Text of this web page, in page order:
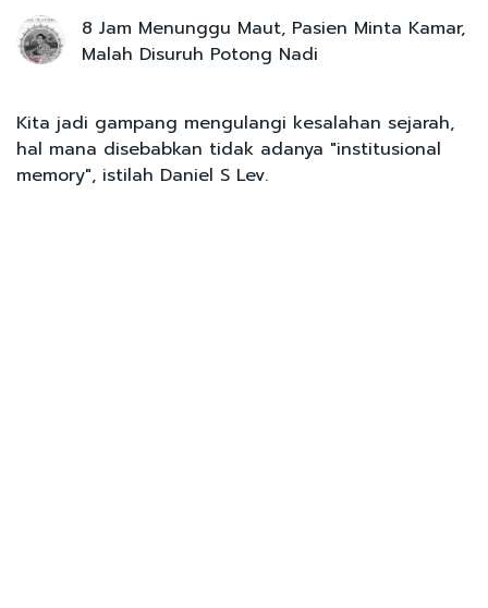
8 Jam Menunggu Maut, Pasien Minta Kamar,
Malah Disuruh Potong Nadi
Kita jadi gampang mengulangi kesalahan sejarah,
hal mana disebabkan tidak adanya "institusional
memory", istilah Daniel S Lev.